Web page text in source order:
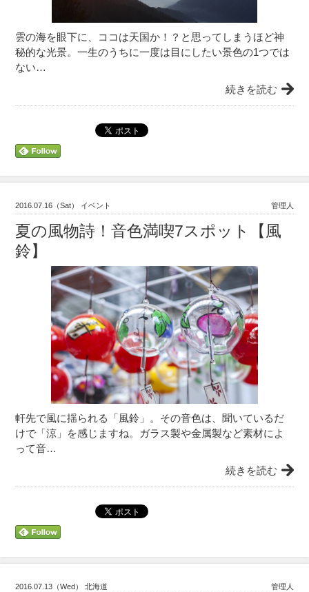
雲の海を眼下に、ココは天国か！？と思ってしまうほど神
秘的な光景。一生のうちに一度は目にしたい景色の1つでは
ない…
続きを読む
2016.07.16（Sat） イベント 管理人
夏の風物詩！音色満喫7スポット【風
鈴】
軒先で風に揺られる「風鈴」。その音色は、聞いているだ
けで「涼」を感じますね。ガラス製や金属製など素材によ
って音…
続きを読む
2016.07.13（Wed） 北海道 管理人